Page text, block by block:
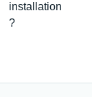
installation
?